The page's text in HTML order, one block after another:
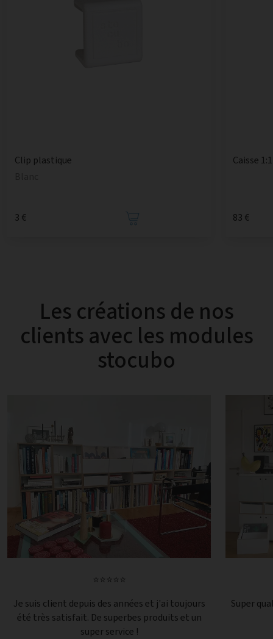
Clip plastique
3 €
Caisse 1:1
83 €
Les créations de nos
clients avec les modules
stocubo
⭐⭐⭐⭐⭐
Je suis client depuis des années et j'ai toujours
été très satisfait. De superbes produits et un
super service !
Super